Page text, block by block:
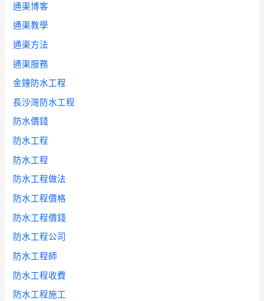
通渠博客
通渠教學
通渠方法
通渠服務
金鐘防水工程
長沙灣防水工程
防水價錢
防水工程
防水工程
防水工程做法
防水工程價格
防水工程價錢
防水工程公司
防水工程師
防水工程收費
防水工程施工